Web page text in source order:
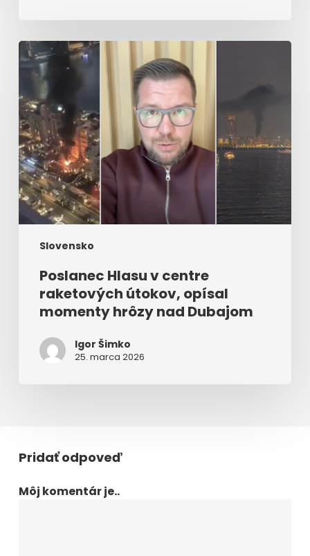
Slovensko
Poslanec
Hlasu
centre
raketových
útokov,
opísal
momenty
hrôzy
nad
Dubajom
Poslanec Hlasu v centre
raketových útokov, opísal
momenty hrôzy nad Dubajom
Igor Šimko
25. marca 2026
Pridať odpoveď
Môj komentár je..